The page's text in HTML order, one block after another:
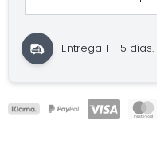
Entrega 1 - 5 días.